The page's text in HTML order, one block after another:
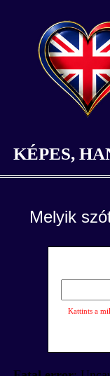
KÉPES,
Melyik
Kattints a